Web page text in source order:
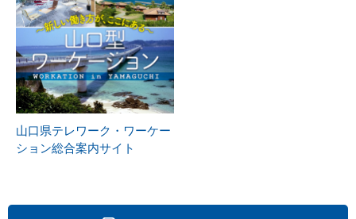
山口県テレワーク・ワーケー
ション総合案内サイト